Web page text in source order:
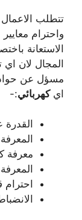
تتطلب
واحترام
الاستعانة
المجال لان
مسؤل عن
ايكهربائي:-
معرفة